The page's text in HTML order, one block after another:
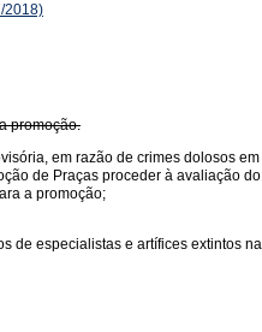
2018)
promoção.
em razão de crimes dolosos
de Praças proceder à avaliação
a promoção;
especialistas e artífices extintos